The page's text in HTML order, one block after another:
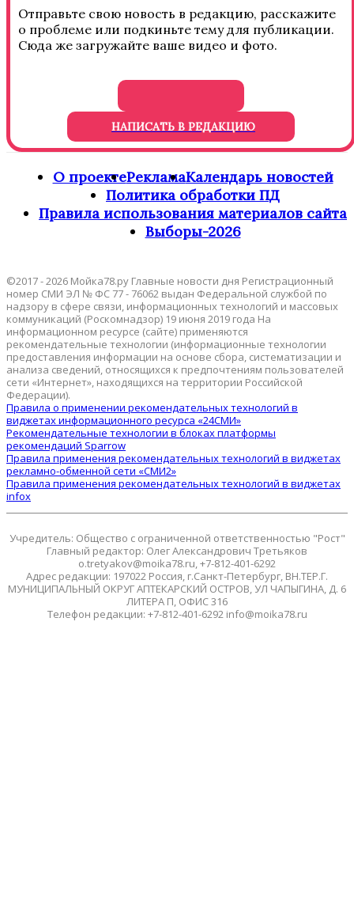
Отправьте свою новость в редакцию, расскажите
о проблеме или подкиньте тему для публикации.
Сюда же загружайте ваше видео и фото.
НАПИСАТЬ В РЕДАКЦИЮ
О проектеРекламаКалендарь новостей
Политика обработки ПД
Правила использования материалов сайта
Выборы-2026
©2017 - 2026 Мойка78.ру Главные новости дня Регистрационный
номер СМИ ЭЛ № ФС 77 - 76062 выдан Федеральной службой по
надзору в сфере связи, информационных технологий и массовых
коммуникаций (Роскомнадзор) 19 июня 2019 года На
информационном ресурсе (сайте) применяются
рекомендательные технологии (информационные технологии
предоставления информации на основе сбора, систематизации и
анализа сведений, относящихся к предпочтениям пользователей
сети «Интернет», находящихся на территории Российской
Федерации).
Правила о применении рекомендательных технологий в
виджетах информационного ресурса «24СМИ»
Рекомендательные технологии в блоках платформы
рекомендаций Sparrow
Правила применения рекомендательных технологий в виджетах
рекламно-обменной сети «СМИ2»
Правила применения рекомендательных технологий в виджетах
infox
Учредитель: Общество с ограниченной ответственностью "Рост"
Главный редактор: Олег Александрович Третьяков
o.tretyakov@moika78.ru, +7-812-401-6292
Адрес редакции: 197022 Россия, г.Санкт-Петербург, ВН.ТЕР.Г.
МУНИЦИПАЛЬНЫЙ ОКРУГ АПТЕКАРСКИЙ ОСТРОВ, УЛ ЧАПЫГИНА, Д. 6
ЛИТЕРА П, ОФИС 316
Телефон редакции: +7-812-401-6292 info@moika78.ru